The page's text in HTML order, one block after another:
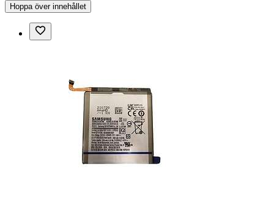
Hoppa över innehållet